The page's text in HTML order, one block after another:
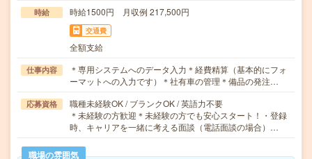
時給 時給1500円 月収例 217,500円
交通費
全額支給
仕事内容
＊専用システムへのデータ入力＊経費精算（基本的にフォ
ーマットへの入力です）＊社有車の管理＊備品の発注…
応募資格
職種未経験OK / ブランクOK / 英語力不要
＊未経験の方歓迎＊未経験の方でも安心スタート！・登録
時、キャリアを一緒に考える面談（電話面談の場合）…
職場の雰囲気